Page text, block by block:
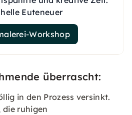
Euteneuer
Workshop
überrascht:
in den Prozess versinkt.
die ruhigen